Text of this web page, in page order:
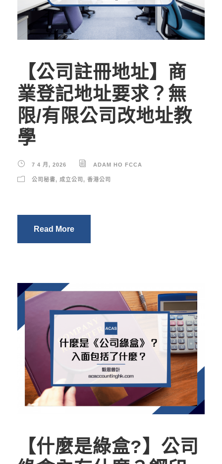
【公司註冊地址】商
業登記地址要求？無
限/有限公司改地址教
學
7 4 月, 2026 ADAM HO FCCA
公司秘書, 成立公司 , 香港公司
Read More
【什麼是綠盒?】公司